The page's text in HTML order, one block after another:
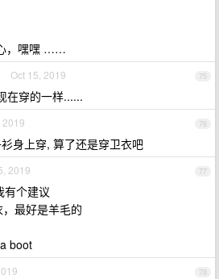
，嘿嘿 ……
75
Oct 15, 2019
在穿的一样......
76
2019
身上穿, 算了还是穿卫衣吧
77
2019
有个建议
最好是羊毛的
boot
78